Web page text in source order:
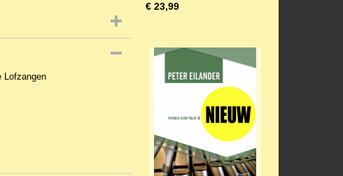
Lofzangen
€ 23,99